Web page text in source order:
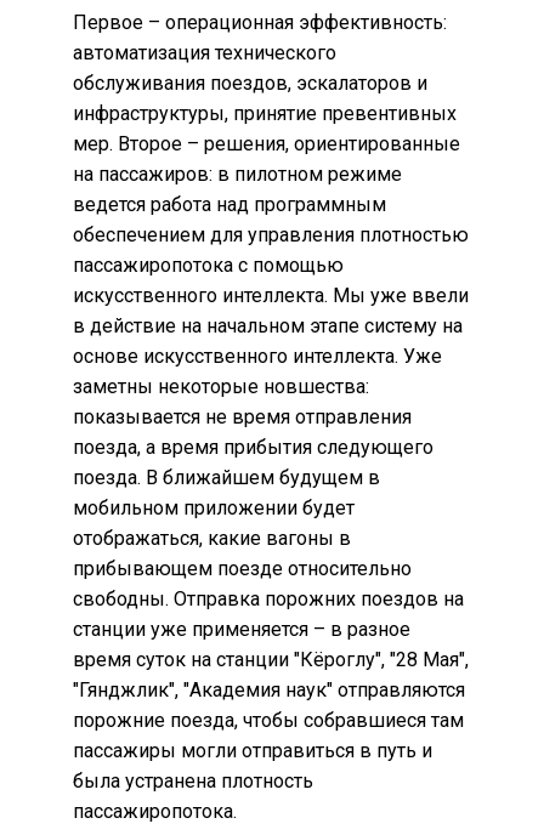
Первое – операционная эффективность:
автоматизация технического
обслуживания поездов, эскалаторов и
инфраструктуры, принятие превентивных
мер. Второе – решения, ориентированные
на пассажиров: в пилотном режиме
ведется работа над программным
обеспечением для управления плотностью
пассажиропотока с помощью
искусственного интеллекта. Мы уже ввели
в действие на начальном этапе систему на
основе искусственного интеллекта. Уже
заметны некоторые новшества:
показывается не время отправления
поезда, а время прибытия следующего
поезда. В ближайшем будущем в
мобильном приложении будет
отображаться, какие вагоны в
прибывающем поезде относительно
свободны. Отправка порожних поездов на
станции уже применяется – в разное
время суток на станции "Кёроглу", "28 Мая",
"Гянджлик", "Академия наук" отправляются
порожние поезда, чтобы собравшиеся там
пассажиры могли отправиться в путь и
была устранена плотность
пассажиропотока.